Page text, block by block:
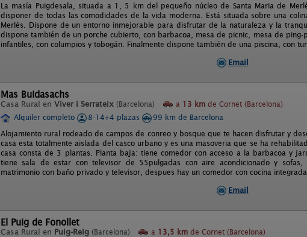
La masía Puigdesala, situada a 1, 5 km del pequeño núcleo de Santa Maria de
disponer de todas las comodidades de la vida moderna. Está situada sobre una
Merlès. Dispone de un entorno inmejorable para disfrutar de la naturaleza y la
dispone también de un porche cubierto, con barbacoa, mesa de picnic, mesa de ping-
infantiles, con columpios y tobogán. Finalmente dispone también de una piscina, con
Email
Mas Buidasachs
Casa Rural en Viver i Serrateix (Barcelona) a 13 km de Cornet (Barcelona)
Alquiler completo
8-14+4 plazas
99 km de Barcelona
Alojamiento rural rodeado de campos de conreo y bosque que te hacen disfrutar y
casa esta totalmente aislada del casco urbano y es una masoveria que se ha
casa consta de 3 plantas. Planta baja: tiene comedor con acceso a la barbacoa y
tiene sala de estar con televisor de 55pulgadas con aire acondicionado y sofas,
matrimonio con baño privado y televisor, despues hay un comedor con cocina
Email
El Puig de Fonollet
Casa Rural en Puig-Reig (Barcelona) a 13,5 km de Cornet (Barcelona)